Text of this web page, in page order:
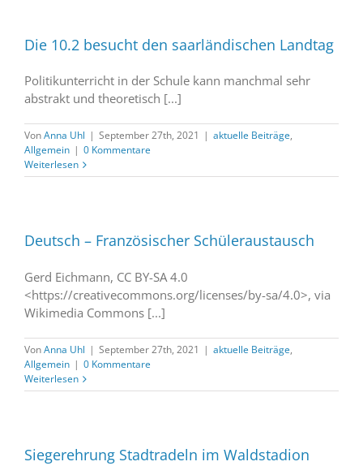
Die 10.2 besucht den saarländischen Landtag
Politikunterricht in der Schule kann manchmal sehr
abstrakt und theoretisch [...]
VonAnna Uhl | September 27th, 2021 | aktuelle Beiträge,
Allgemein | 0 Kommentare
Weiterlesen
Deutsch – Französischer Schüleraustausch
Gerd Eichmann, CC BY-SA 4.0
<https://creativecommons.org/licenses/by-sa/4.0>, via
Wikimedia Commons [...]
VonAnna Uhl | September 27th, 2021 | aktuelle Beiträge,
Allgemein | 0 Kommentare
Weiterlesen
Siegerehrung Stadtradeln im Waldstadion